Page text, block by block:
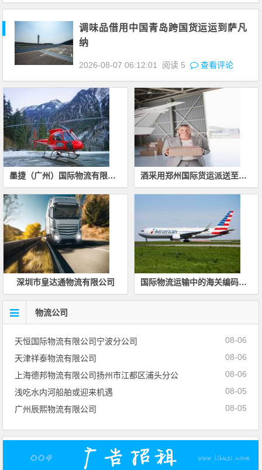
调味品借用中国青岛跨国货运运到萨凡
纳
2026-08-07 06:12:01 阅读 5 查看评论
墨捷（广州）国际物流有限公司 酒采用郑州国际货运派送至美国小石城
深圳市皇达通物流有限公司 国际物流运输中的海关编码是什么意思
物流公司
08-06
天恒国际物流有限公司宁波分公司
08-06
天津祥泰物流有限公司
08-06
上海德邦物流有限公司扬州市江都区浦头分公
08-05
浅吃水内河船舶或迎来机遇
08-05
广州辰熙物流有限公司